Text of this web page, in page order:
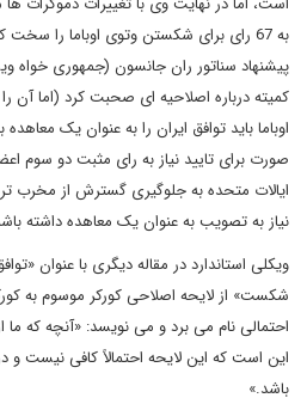
به 67 رای برای شکستن وتوی اوباما را سخت
پیشنهاد سناتور ران جانسون (جمهوری خواه
کمیته درباره اصلاحیه ای صحبت کرد (اما آن
اوباما باید توافق ایران را به عنوان یک
صورت برای تایید نیاز به رای مثبت دو
ایالات متحده به جلوگیری گسترش از
نیاز به تصویب به عنوان یک معاهده داشته
ویکلی استاندارد در مقاله دیگری با عنوان
شکست» از لایحه اصلاحی کورکر موسوم به
احتمالی نام می برد و می نویسد: «آنچه که ما
این است که این لایحه احتمالاً کافی نیست و
باشد.»